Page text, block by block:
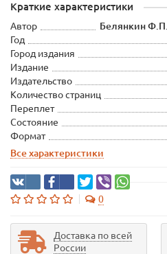
Краткие характеристики
Автор
Белянкин
Год
Город издания
Издание
Издательство
Количество страниц
Переплет
Состояние
Формат
Все характеристики
0
Доставка по всей
России